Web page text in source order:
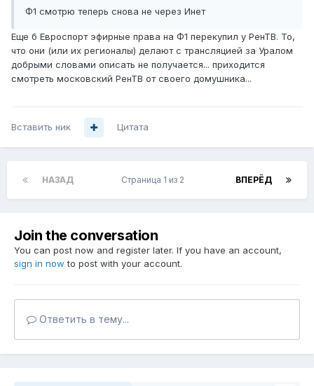
Ф1 смотрю теперь снова не через Инет
Еще б Евроспорт эфирные права на Ф1 перекупил у РенТВ. То,
что они (или их регионалы) делают с трансляцией за Уралом
добрыми словами описать не получается... приходится
смотреть московский РенТВ от своего домушника...
Вставить ник Цитата
НАЗАД ВПЕРЁД
Страница 1 из 2
Join the conversation
You can post now and register later. If you have an account,
sign in now to post with your account.
Ответить в тему...